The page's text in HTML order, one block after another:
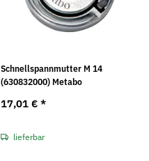
Schnellspannmutter M 14
(630832000) Metabo
17,01 € *
lieferbar